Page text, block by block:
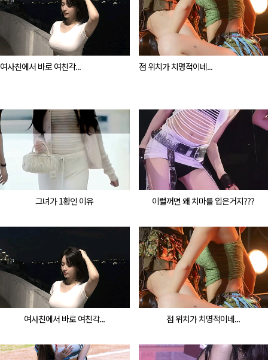
여사친에서 바로 여친각... 점 위치가 치명적이네...
그녀가 1황인 이유 이럴꺼면 왜 치마를 입은거지???
여사친에서 바로 여친각... 점 위치가 치명적이네...